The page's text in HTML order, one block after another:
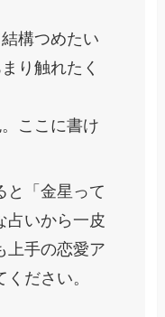
構つめたい
り触れたく
ここに書け
「金星って
占いから一皮
上手の恋愛ア
ださい。